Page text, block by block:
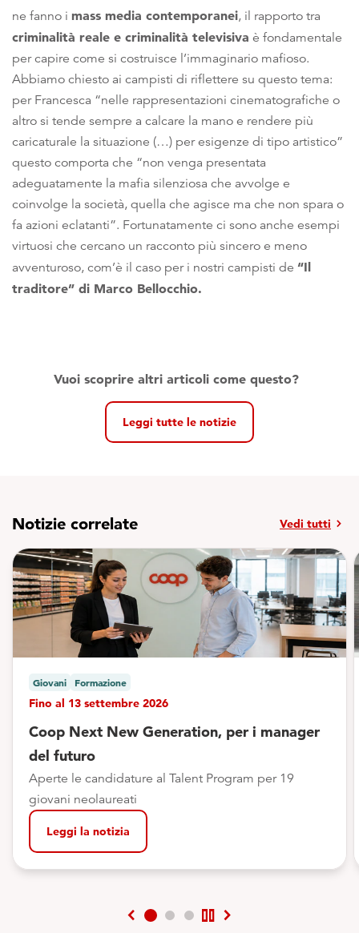
ne fanno i mass media contemporanei, il rapporto tra
criminalità reale e criminalità televisiva è fondamentale
per capire come si costruisce l’immaginario mafioso.
Abbiamo chiesto ai campisti di riflettere su questo tema:
per Francesca “nelle rappresentazioni cinematografiche o
altro si tende sempre a calcare la mano e rendere più
caricaturale la situazione (…) per esigenze di tipo artistico”
questo comporta che “non venga presentata
adeguatamente la mafia silenziosa che avvolge e
coinvolge la società, quella che agisce ma che non spara o
fa azioni eclatanti”. Fortunatamente ci sono anche esempi
virtuosi che cercano un racconto più sincero e meno
avventuroso, com’è il caso per i nostri campisti de “Il
traditore” di Marco Bellocchio.
Vuoi scoprire altri articoli come questo?
Leggi tutte le notizie
Notizie correlate Vedi tutti chevron_right
Giovani Formazione
Fino al 13 settembre 2026
Coop Next New Generation, per i manager
del futuro
Aperte le candidature al Talent Program per 19
giovani neolaureati
Leggi la notizia
chevron_left pause chevron_right